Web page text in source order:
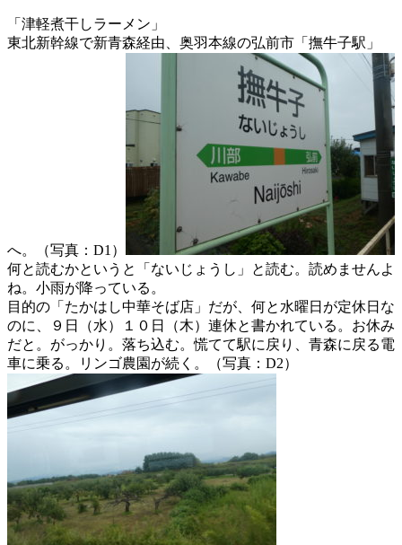
「津軽煮干しラーメン」
東北新幹線で新青森経由、奥羽本線の弘前市「撫牛子駅」
へ。（写真：D1）
何と読むかというと「ないじょうし」と読む。読めませんよ
ね。小雨が降っている。
目的の「たかはし中華そば店」だが、何と水曜日が定休日な
のに、９日（水）１０日（木）連休と書かれている。お休み
だと。がっかり。落ち込む。慌てて駅に戻り、青森に戻る電
車に乗る。リンゴ農園が続く。（写真：D2）